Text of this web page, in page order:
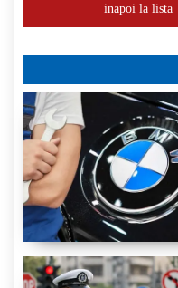
inapoi la lista